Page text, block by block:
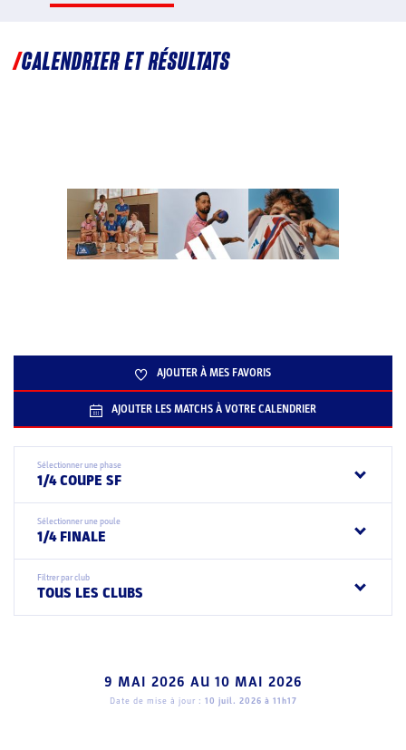
CALENDRIER ET RÉSULTATS
AJOUTER À MES FAVORIS
AJOUTER LES MATCHS À VOTRE CALENDRIER
Sélectionner une phase
1/4 COUPE SF
Sélectionner une poule
1/4 FINALE
Filtrer par club
TOUS LES CLUBS
9 MAI 2026 AU 10 MAI 2026
Date de mise à jour : 10 juil. 2026 à 11h17